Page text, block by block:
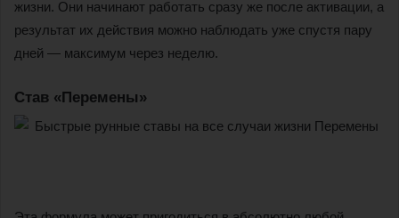
жизни. Они начинают работать сразу же после активации, а
результат их действия можно наблюдать уже спустя пару
дней — максимум через неделю.
Став «Перемены»